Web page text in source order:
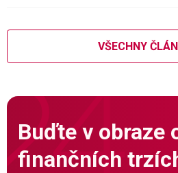
VŠECHNY
Buďte v obraze
finančních